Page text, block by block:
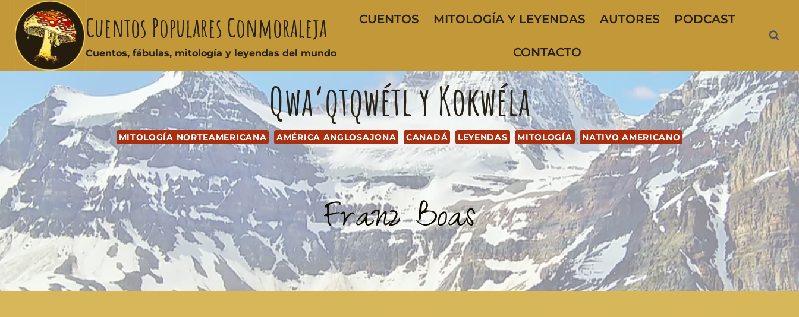
Cuentos Populares Conmoraleja
Cuentos, fábulas, mitología y leyendas del mundo
CUENTOS MITOLOGÍA Y LEYENDAS AUTORES PODCAST
CONTACTO
Qwa’qtqwétl y Kokwéla
MITOLOGÍA NORTEAMERICANA AMÉRICA ANGLOSAJONA CANADÁ LEYENDAS MITOLOGÍA NATIVO AMERICANO
Franz Boas